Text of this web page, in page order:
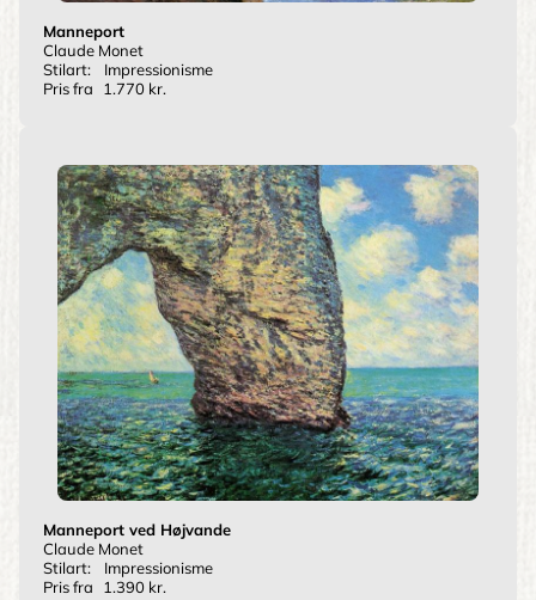
Manneport
Claude Monet
Stilart:
Impressionisme
Pris fra
1.770 kr.
Manneport ved Højvande
Claude Monet
Stilart:
Impressionisme
Pris fra
1.390 kr.